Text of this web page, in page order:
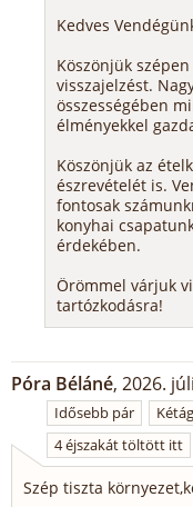
Kedves
Köszönjük
visszajelzést.
összességében
élményekkel
Köszönjük az
észrevételét is.
fontosak
konyhai
érdekében.
Örömmel várjuk
tartózkodásra!
Póra Béláné, 2026.
Idősebb pár
4 éjszakát töltött itt
Szép tiszta